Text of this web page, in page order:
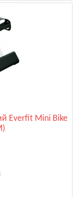
Everfit Mini Bike